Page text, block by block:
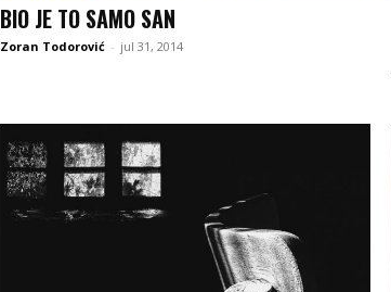
BIO JE TO SAMO SAN
Zoran Todorović - jul 31, 2014